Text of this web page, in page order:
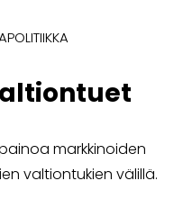
markkinoiden
valtiontukien välillä.